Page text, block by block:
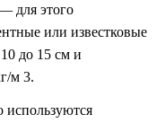
для этого
или известковые
до 15 см и
м 3.